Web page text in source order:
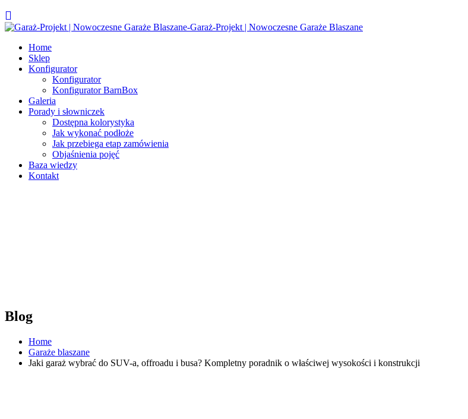
Home
Sklep
Konfigurator
Konfigurator
Konfigurator BarnBox
Galeria
Porady i słowniczek
Dostępna kolorystyka
Jak wykonać podłoże
Jak przebiega etap zamówienia
Objaśnienia pojęć
Baza wiedzy
Kontakt
Blog
Home
Garaże blaszane
Jaki garaż wybrać do SUV-a, offroadu i busa? Kompletny poradnik o właściwej wysokości i konstrukcji